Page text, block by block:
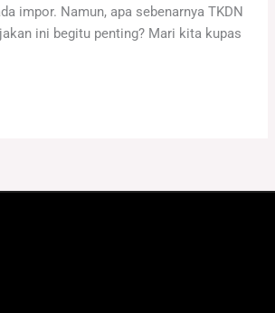
impor. Namun, apa sebenarnya TKDN
ini begitu penting? Mari kita kupas